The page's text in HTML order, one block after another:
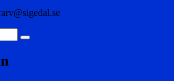
Sök